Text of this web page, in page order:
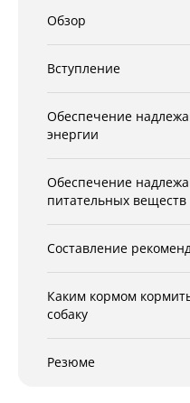
Обзор
Вступление
Обеспечение
энергии
Обеспечение
питательных веществ
Составление
Каким кормом
собаку
Резюме